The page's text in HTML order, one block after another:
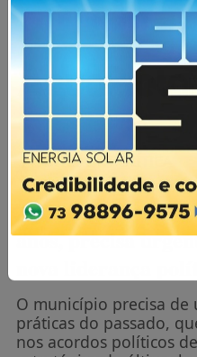
NOTÍCIAS / POLÍTICA
Após Gedeon e
anos, precisa
O município precisa de
práticas do passado,
nos acordos políticos